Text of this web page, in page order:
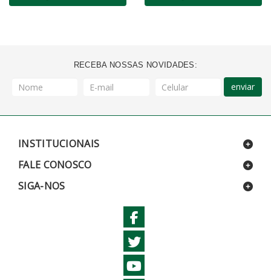
RECEBA NOSSAS NOVIDADES:
enviar
INSTITUCIONAIS
FALE CONOSCO
SIGA-NOS